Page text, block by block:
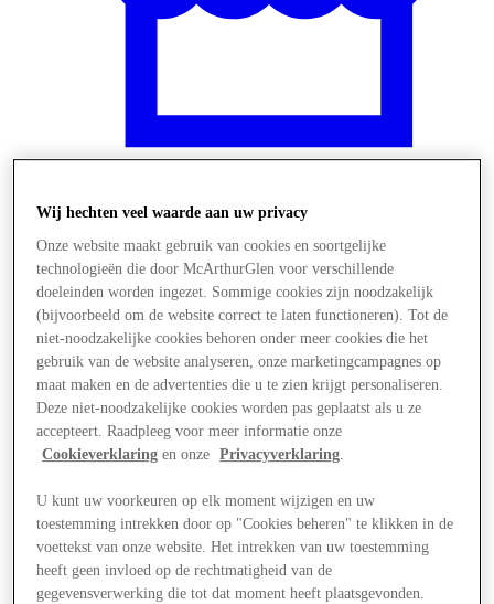
Wij hechten veel waarde aan uw privacy
Onze website maakt gebruik van cookies en soortgelijke
technologieën die door McArthurGlen voor verschillende
doeleinden worden ingezet. Sommige cookies zijn noodzakelijk
(bijvoorbeeld om de website correct te laten functioneren). Tot de
niet-noodzakelijke cookies behoren onder meer cookies die het
gebruik van de website analyseren, onze marketingcampagnes op
maat maken en de advertenties die u te zien krijgt personaliseren.
Deze niet-noodzakelijke cookies worden pas geplaatst als u ze
accepteert. Raadpleeg voor meer informatie onze
Cookieverklaring en onze Privacyverklaring.
U kunt uw voorkeuren op elk moment wijzigen en uw
toestemming intrekken door op "Cookies beheren" te klikken in de
voettekst van onze website. Het intrekken van uw toestemming
heeft geen invloed op de rechtmatigheid van de
gegevensverwerking die tot dat moment heeft plaatsgevonden.